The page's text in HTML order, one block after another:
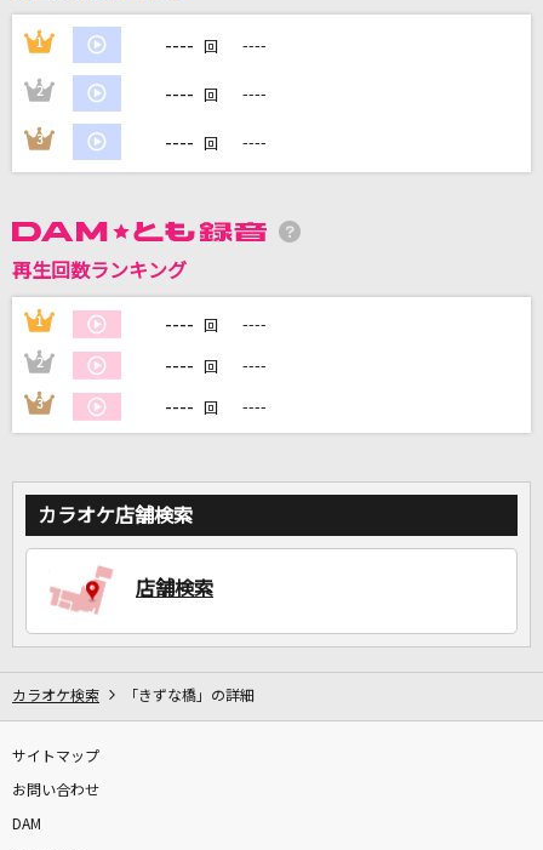
さよならエレジー
菅田将暉
DAMの新曲・ランキングなど
DAMに会員登録・ログインして
カラオケをもっと楽しもう！
家族や友達と一緒に！練習にも！
1 ---- 回 ----
2 ---- 回 ----
3 ---- 回 ----
再生回数ランキング
1 ---- 回 ----
2 ---- 回 ----
3 ---- 回 ----
カラオケ店舗検索
店舗検索
カラオケ検索 「きずな橋」の詳細
サイトマップ
お問い合わせ
DAM